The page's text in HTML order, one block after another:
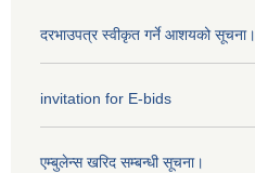
दरभाउपत्र स्वीकृत गर्ने आशयको सूचना।
invitation for E-bids
एम्बुलेन्स खरिद सम्बन्धी सूचना।